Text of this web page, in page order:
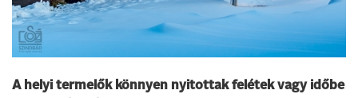
A helyi termelők könnyen nyitottak felétek vagy időbe